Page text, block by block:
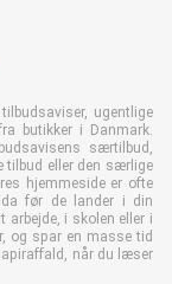
ugentlige
butikker i Danmark.
særtilbud,
tilbud eller den særlige
hjemmeside er ofte
før de lander i din
i skolen eller i
og spar en masse tid
når du læser